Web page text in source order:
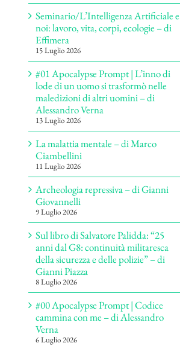
Seminario/L’Intelligenza Artificiale e
noi: lavoro, vita, corpi, ecologie – di
Effimera
15 Luglio 2026
#01 Apocalypse Prompt | L’inno di
lode di un uomo si trasformò nelle
maledizioni di altri uomini – di
Alessandro Verna
13 Luglio 2026
La malattia mentale – di Marco
Ciambellini
11 Luglio 2026
Archeologia repressiva – di Gianni
Giovannelli
9 Luglio 2026
Sul libro di Salvatore Palidda: “25
anni dal G8: continuità militaresca
della sicurezza e delle polizie” – di
Gianni Piazza
8 Luglio 2026
#00 Apocalypse Prompt | Codice
cammina con me – di Alessandro
Verna
6 Luglio 2026